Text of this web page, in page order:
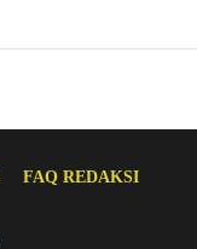
FAQ REDAKSI